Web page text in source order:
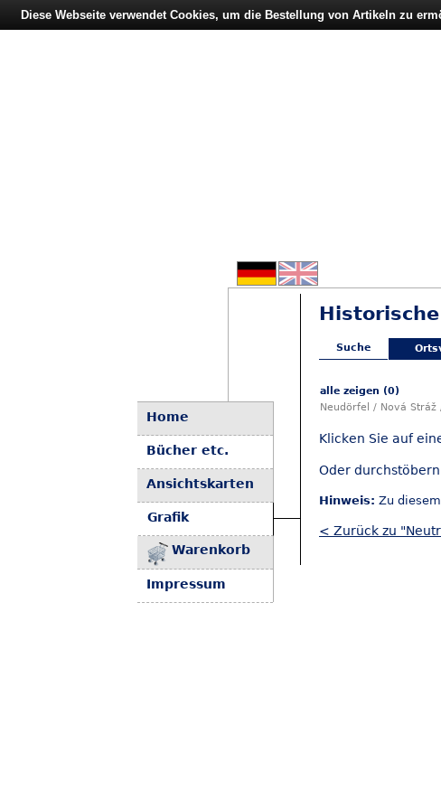
Home
Bücher etc.
Ansichtskarten
Grafik
Warenkorb
Impressum
Suche
alle zeigen (0)
Neudörfel / Nová Stráž
Klicken Sie auf
Oder
Hinweis: Zu
< Zurück zu
Diese Webseite verwendet Cookies, um die Bestellung von Artikeln zu